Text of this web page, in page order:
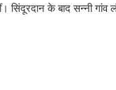
के बाद सन्नी गांव